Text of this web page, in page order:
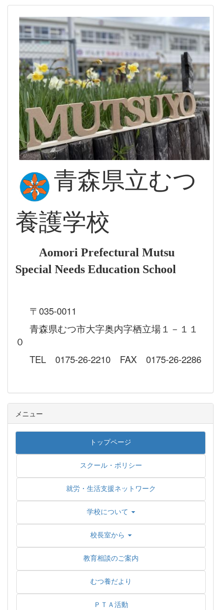
青森県立むつ
養護学校
Aomori Prefectural Mutsu
Special Needs Education School
〒035-0011
青森県むつ市大字奥内字栖立場１－１１
０
TEL 0175-26-2210 FAX 0175-26-2286
メニュー
トップページ
スクール・ポリシー
就労・生活支援ネットワーク
学校について
校長室から
教育相談のご案内
むつ養だより
ＰＴＡ活動